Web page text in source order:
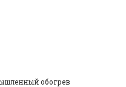
обогрев